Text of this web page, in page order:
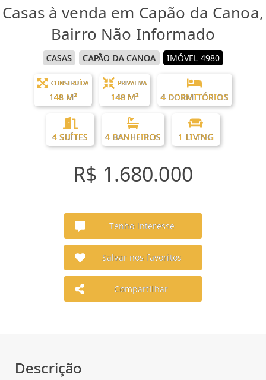
Casas à venda em Capão da Canoa,
Bairro Não Informado
CASAS CAPÃO DA CANOA IMÓVEL 4980
CONSTRUÍDA
148 M²
PRIVATIVA
148 M² 4 DORMITÓRIOS
4 SUÍTES 4 BANHEIROS 1 LIVING
R$ 1.680.000
Tenho interesse
Salvar nos favoritos
Compartilhar
Descrição